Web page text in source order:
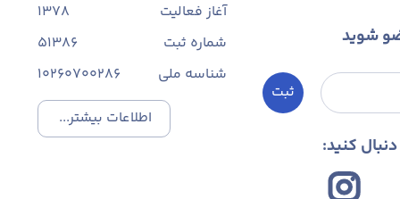
شوید
ثبت
کنید:
آغاز فعالیت
1378
شماره ثبت
۵۱۳۸۶
شناسه ملی
10260700286
اطلاعات بیشتر...